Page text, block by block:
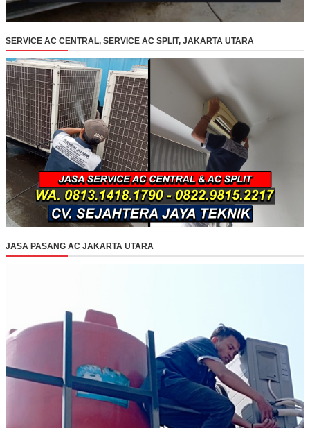
SERVICE AC CENTRAL, SERVICE AC SPLIT, JAKARTA UTARA
JASA PASANG AC JAKARTA UTARA